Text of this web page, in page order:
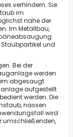
verhindern. Sie
im
nahe der
Im Metallbau,
und
Bei der
werden
abgesaugt.
aufgestellt
werden. Die
nassen
wird
umschließenden,